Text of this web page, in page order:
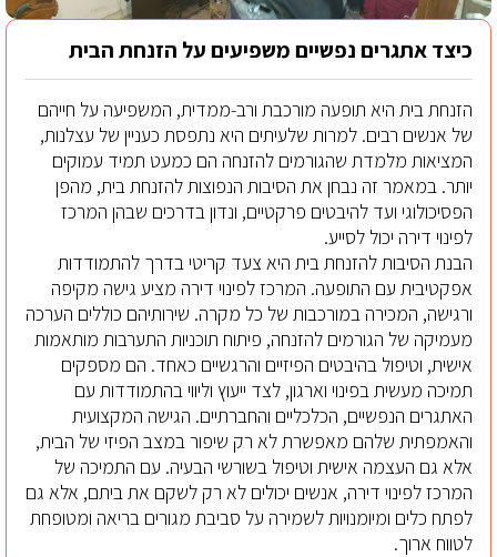
כיצד אתגרים נפשיים משפיעים על הזנחת הבית
הזנחת בית היא תופעה מורכבת ורב-ממדית, המשפיעה על חייהם
של אנשים רבים. למרות שלעיתים היא נתפסת כעניין של עצלנות,
המציאות מלמדת שהגורמים להזנחה הם כמעט תמיד עמוקים
יותר. במאמר זה נבחן את הסיבות הנפוצות להזנחת בית, מהפן
הפסיכולוגי ועד להיבטים פרקטיים, ונדון בדרכים שבהן המרכז
לפינוי דירה יכול לסייע.
הבנת הסיבות להזנחת בית היא צעד קריטי בדרך להתמודדות
אפקטיבית עם התופעה. המרכז לפינוי דירה מציע גישה מקיפה
ורגישה, המכירה במורכבות של כל מקרה. שירותיהם כוללים הערכה
מעמיקה של הגורמים להזנחה, פיתוח תוכניות התערבות מותאמות
אישית, וטיפול בהיבטים הפיזיים והרגשיים כאחד. הם מספקים
תמיכה מעשית בפינוי וארגון, לצד ייעוץ וליווי בהתמודדות עם
האתגרים הנפשיים, הכלכליים והחברתיים. הגישה המקצועית
והאמפתית שלהם מאפשרת לא רק שיפור במצב הפיזי של הבית,
אלא גם העצמה אישית וטיפול בשורשי הבעיה. עם התמיכה של
המרכז לפינוי דירה, אנשים יכולים לא רק לשקם את ביתם, אלא גם
לפתח כלים ומיומנויות לשמירה על סביבת מגורים בריאה ומטופחת
לטווח ארוך.